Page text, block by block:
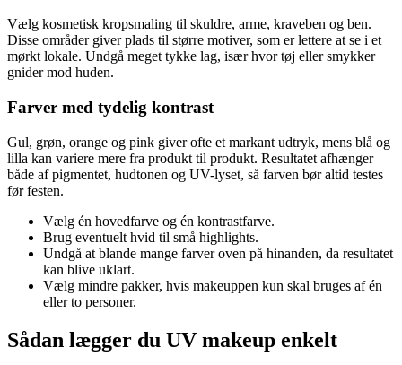
Vælg kosmetisk kropsmaling til skuldre, arme, kraveben og ben.
Disse områder giver plads til større motiver, som er lettere at se i et
mørkt lokale. Undgå meget tykke lag, især hvor tøj eller smykker
gnider mod huden.
Farver med tydelig kontrast
Gul, grøn, orange og pink giver ofte et markant udtryk, mens blå og
lilla kan variere mere fra produkt til produkt. Resultatet afhænger
både af pigmentet, hudtonen og UV-lyset, så farven bør altid testes
før festen.
Vælg én hovedfarve og én kontrastfarve.
Brug eventuelt hvid til små highlights.
Undgå at blande mange farver oven på hinanden, da resultatet
kan blive uklart.
Vælg mindre pakker, hvis makeuppen kun skal bruges af én
eller to personer.
Sådan lægger du UV makeup enkelt